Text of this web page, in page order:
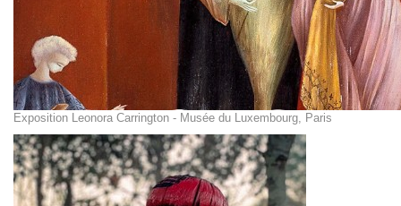
Exposition Leonora Carrington - Musée du Luxembourg, Paris